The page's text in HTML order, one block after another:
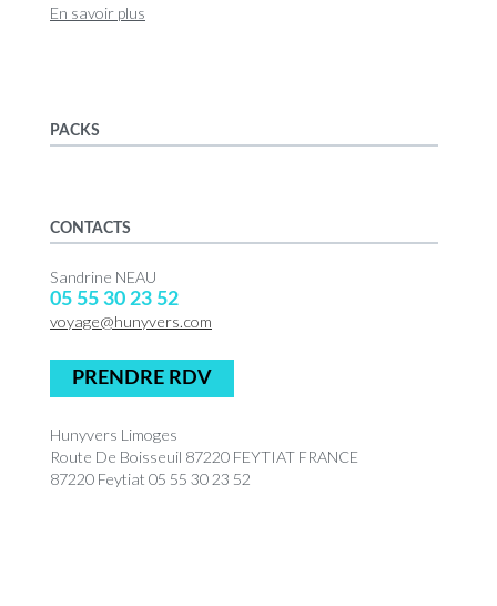
En savoir plus
PACKS
CONTACTS
Sandrine NEAU
05 55 30 23 52
voyage@hunyvers.com
PRENDRE RDV
Hunyvers Limoges
Route De Boisseuil 87220 FEYTIAT FRANCE
87220 Feytiat 05 55 30 23 52